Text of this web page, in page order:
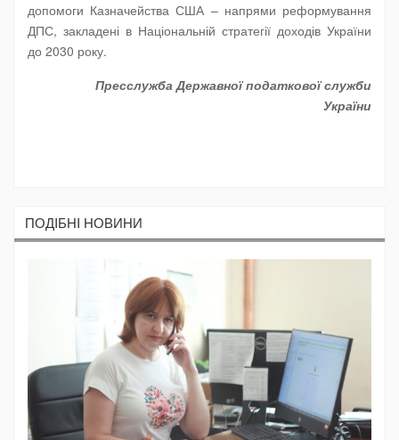
допомоги Казначейства США – напрями реформування
ДПС, закладені в Національній стратегії доходів України
до 2030 року.
Пресслужба Державної податкової служби
України
ПОДIБНI НОВИНИ